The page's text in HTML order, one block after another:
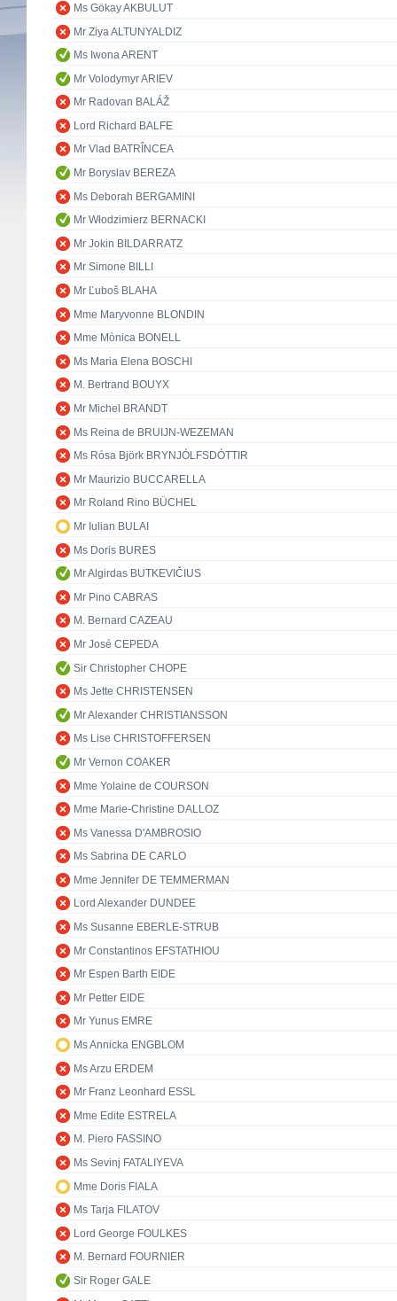
Ms Gökay AKBULUT
Mr Ziya ALTUNYALDIZ
Ms Iwona ARENT
Mr Volodymyr ARIEV
Mr Radovan BALÁŽ
Lord Richard BALFE
Mr Vlad BATRÎNCEA
Mr Boryslav BEREZA
Ms Deborah BERGAMINI
Mr Włodzimierz BERNACKI
Mr Jokin BILDARRATZ
Mr Simone BILLI
Mr Ľuboš BLAHA
Mme Maryvonne BLONDIN
Mme Mònica BONELL
Ms Maria Elena BOSCHI
M. Bertrand BOUYX
Mr Michel BRANDT
Ms Reina de BRUIJN-WEZEMAN
Ms Rósa Björk BRYNJÓLFSDÓTTIR
Mr Maurizio BUCCARELLA
Mr Roland Rino BÜCHEL
Mr Iulian BULAI
Ms Doris BURES
Mr Algirdas BUTKEVIČIUS
Mr Pino CABRAS
M. Bernard CAZEAU
Mr José CEPEDA
Sir Christopher CHOPE
Ms Jette CHRISTENSEN
Mr Alexander CHRISTIANSSON
Ms Lise CHRISTOFFERSEN
Mr Vernon COAKER
Mme Yolaine de COURSON
Mme Marie-Christine DALLOZ
Ms Vanessa D'AMBROSIO
Ms Sabrina DE CARLO
Mme Jennifer DE TEMMERMAN
Lord Alexander DUNDEE
Ms Susanne EBERLE-STRUB
Mr Constantinos EFSTATHIOU
Mr Espen Barth EIDE
Mr Petter EIDE
Mr Yunus EMRE
Ms Annicka ENGBLOM
Ms Arzu ERDEM
Mr Franz Leonhard ESSL
Mme Edite ESTRELA
M. Piero FASSINO
Ms Sevinj FATALIYEVA
Mme Doris FIALA
Ms Tarja FILATOV
Lord George FOULKES
M. Bernard FOURNIER
Sir Roger GALE